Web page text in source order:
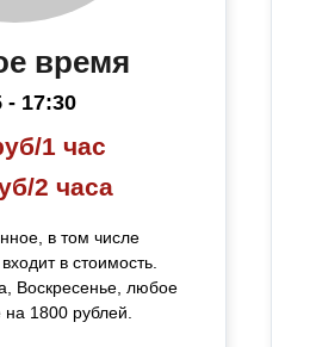
время
в том числе
в стоимость.
Воскресенье, любое
1800 рублей.
- 17:30
1 час
2 часа